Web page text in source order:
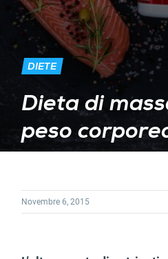
DIETE
Dieta di
peso
Novembre 6, 2015